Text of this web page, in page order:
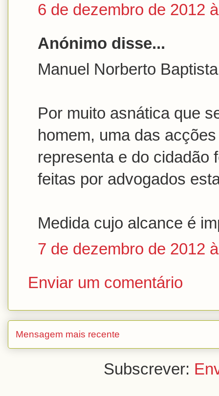
6 de dezembro de 2012
Anónimo disse...
Manuel Norberto
Por muito asnática que
homem, uma das
representa e do cidadão
feitas por advogados
Medida cujo alcance é
7 de dezembro de 2012
Enviar um comentário
Mensagem mais recente
Subscrever: